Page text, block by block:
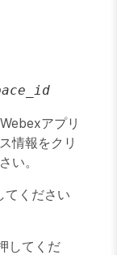
アプリ
情報をクリ
い。
てください
してくだ